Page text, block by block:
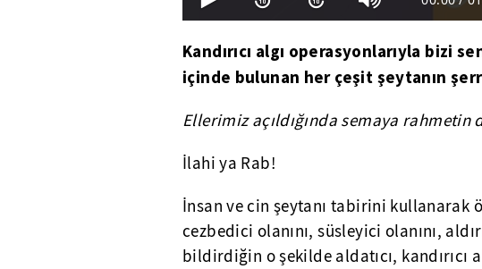
Kandırıcı algı operasyonlarıyla bizi
içinde bulunan her çeşit şeytanın
Ellerimiz açıldığında semaya
İlahi ya Rab!
İnsan ve cin şeytanı tabirini kullanarak
cezbedici olanını, süsleyici olanını,
bildirdiğin o şekilde aldatıcı, kandırıcı